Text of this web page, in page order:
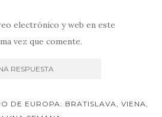
electrónico y web en este
vez que comente.
DE EUROPA: BRATISLAVA, VIENA,